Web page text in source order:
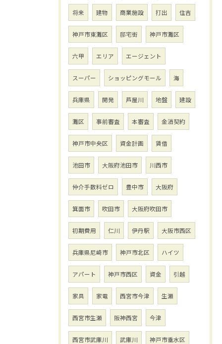
将来 建物 商業施設 打出 住吉
神戸市東灘区 邸宅街 神戸市灘区
六甲 エリア エージェント
スーパー ショッピングモール 海
兵庫県 開発 芦屋川 地盤 建設
灘区 事前審査 本審査 金消契約
神戸市中央区 資金計画 賃借
池田市 大阪府池田市 川西市
仲介手数料ゼロ 豊中市 大阪府
箕面市 吹田市 大阪府吹田市
初期費用 仁川 伊丹駅 大阪市西区
兵庫県尼崎市 神戸市北区 ハイツ
アパート 神戸市西区 資金 引越
家具 家電 西宮市今津 生瀬
西宮市生瀬 阪神西宮 今津
西宮市武庫川 武庫川 神戸市垂水区